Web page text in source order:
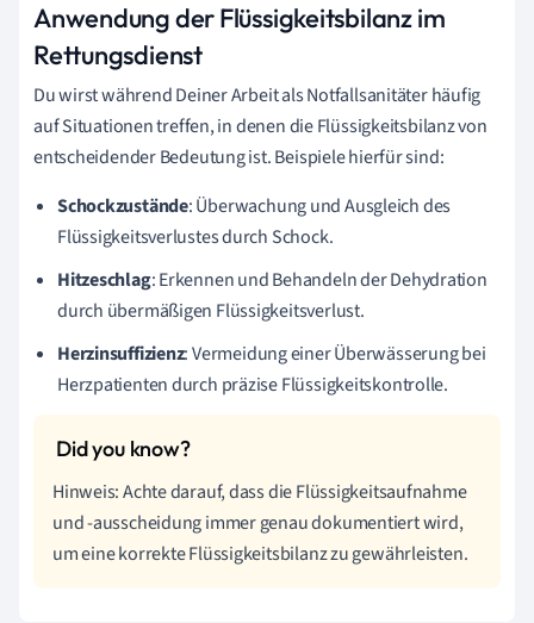
Anwendung der Flüssigkeitsbilanz im
Rettungsdienst
Du wirst während Deiner Arbeit als Notfallsanitäter häufig
auf Situationen treffen, in denen die Flüssigkeitsbilanz von
entscheidender Bedeutung ist. Beispiele hierfür sind:
Schockzustände: Überwachung und Ausgleich des
Flüssigkeitsverlustes durch Schock.
Hitzeschlag: Erkennen und Behandeln der Dehydration
durch übermäßigen Flüssigkeitsverlust.
Herzinsuffizienz: Vermeidung einer Überwässerung bei
Herzpatienten durch präzise Flüssigkeitskontrolle.
Hinweis: Achte darauf, dass die Flüssigkeitsaufnahme
und -ausscheidung immer genau dokumentiert wird,
um eine korrekte Flüssigkeitsbilanz zu gewährleisten.